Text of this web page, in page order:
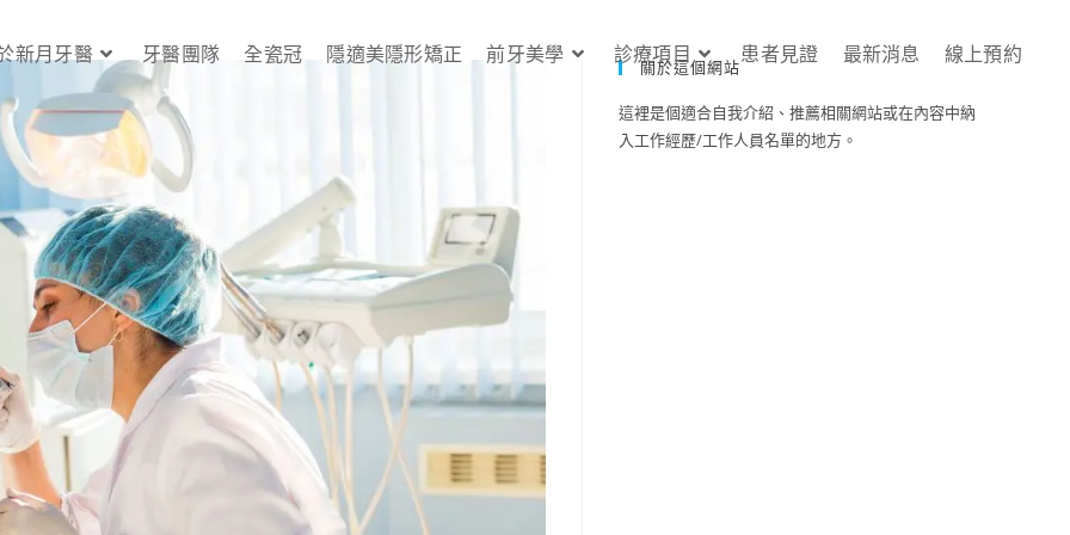
新月牙醫 牙醫團隊 全瓷冠 隱適美隱形矯正 前牙美學 診療項目 患者見證 最新消息 線上預約
關於這個網站
這裡是個適合自我介紹、推薦相關網站或在內容中納
入工作經歷/工作人員名單的地方。